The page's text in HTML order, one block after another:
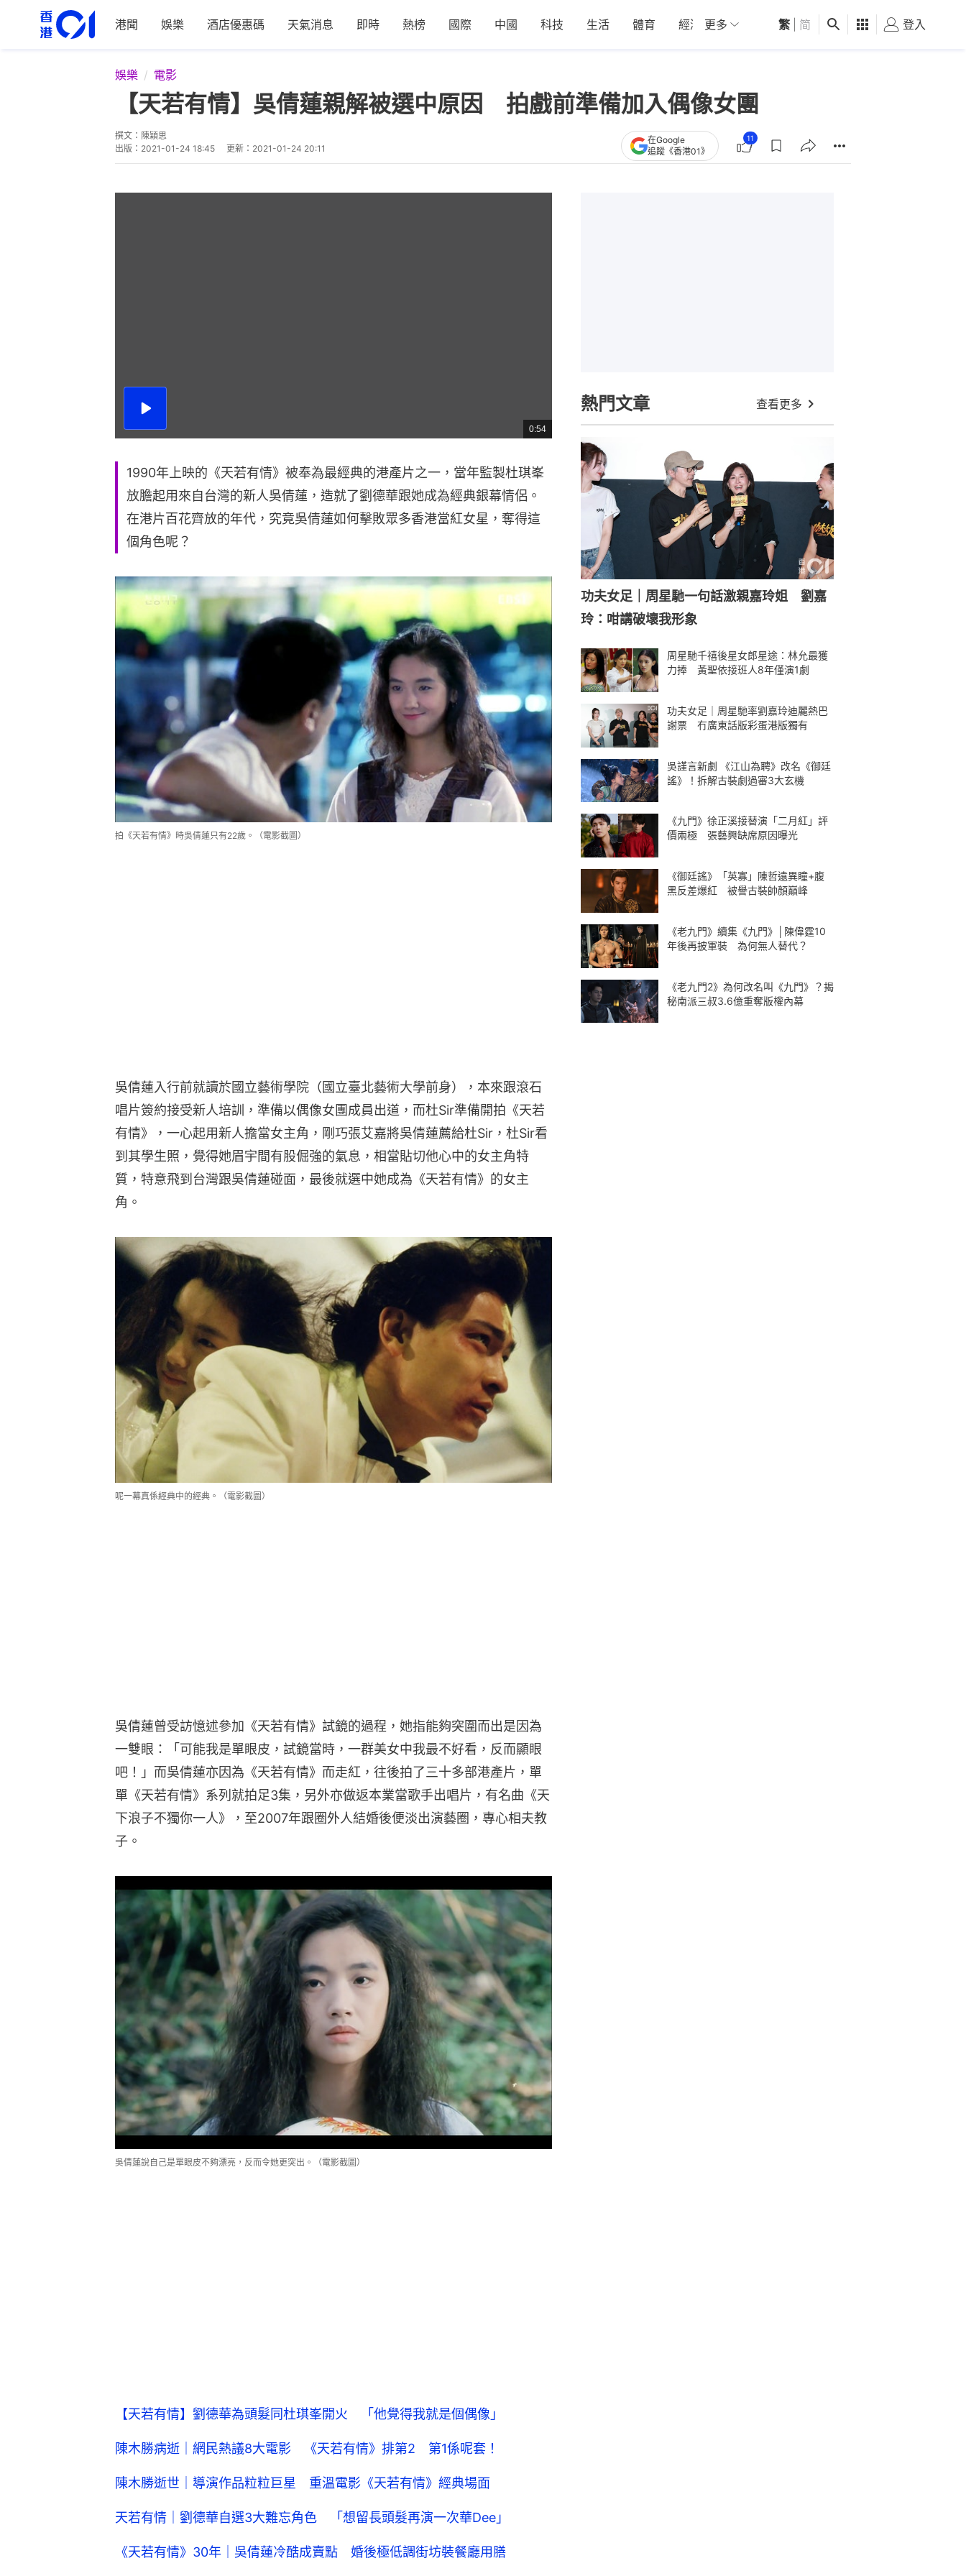
港聞 娛樂 酒店優惠碼 天氣消息 即時 熱榜 國際 中國 科技 生活 體育 經濟 01深圳 觀點 健康 好食玩飛
更多 繁 简 登入
娛樂 電影
【天若有情】吳倩蓮親解被選中原因 拍戲前準備加入偶像女團
撰文： 陳穎思
出版： 2021-01-24 18:45 更新： 2021-01-24 20:11
在Google
追蹤《香港01》
11
播
總
共
0:54
1990年上映的《天若有情》被奉為最經典的港產片之一，當年監製杜琪峯
放膽起用來自台灣的新人吳倩蓮，造就了劉德華跟她成為經典銀幕情侶。
在港片百花齊放的年代，究竟吳倩蓮如何擊敗眾多香港當紅女星，奪得這
個角色呢？
拍《天若有情》時吳倩蓮只有22歲。（電影截圖）
吳倩蓮入行前就讀於國立藝術學院（國立臺北藝術大學前身），本來跟滾石
唱片簽約接受新人培訓，準備以偶像女團成員出道，而杜Sir準備開拍《天若
有情》，一心起用新人擔當女主角，剛巧張艾嘉將吳倩蓮薦給杜Sir，杜Sir看
到其學生照，覺得她眉宇間有股倔強的氣息，相當貼切他心中的女主角特
質，特意飛到台灣跟吳倩蓮碰面，最後就選中她成為《天若有情》的女主
角。
呢一幕真係經典中的經典。（電影截圖）
吳倩蓮曾受訪憶述參加《天若有情》試鏡的過程，她指能夠突圍而出是因為
一雙眼：「可能我是單眼皮，試鏡當時，一群美女中我最不好看，反而顯眼
吧！」而吳倩蓮亦因為《天若有情》而走紅，往後拍了三十多部港產片，單
單《天若有情》系列就拍足3集，另外亦做返本業當歌手出唱片，有名曲《天
下浪子不獨你一人》，至2007年跟圈外人結婚後便淡出演藝圈，專心相夫教
子。
吳倩蓮說自己是單眼皮不夠漂亮，反而令她更突出。（電影截圖）
【天若有情】劉德華為頭髮同杜琪峯開火 「他覺得我就是個偶像」
陳木勝病逝｜網民熱議8大電影 《天若有情》排第2 第1係呢套！
陳木勝逝世｜導演作品粒粒巨星 重溫電影《天若有情》經典場面
天若有情｜劉德華自選3大難忘角色 「想留長頭髮再演一次華Dee」
《天若有情》30年｜吳倩蓮冷酷成賣點 婚後極低調街坊裝餐廳用膳
熱門文章 查看更多
功夫女足｜周星馳一句話激親嘉玲姐 劉嘉
玲：咁講破壞我形象
周星馳千禧後星女郎星途：林允最獲
力捧 黃聖依接班人8年僅演1劇
功夫女足｜周星馳率劉嘉玲迪麗熱巴
謝票 冇廣東話版彩蛋港版獨有
吳謹言新劇 《江山為聘》改名《御廷
謠》！拆解古裝劇過審3大玄機
《九門》徐正溪接替演「二月紅」評
價兩極 張藝興缺席原因曝光
《御廷謠》「英寡」陳哲遠異瞳+腹
黑反差爆紅 被譽古裝帥顏巔峰
《老九門》續集《九門》│陳偉霆10
年後再披軍裝 為何無人替代？
《老九門2》為何改名叫《九門》？揭
秘南派三叔3.6億重奪版權內幕